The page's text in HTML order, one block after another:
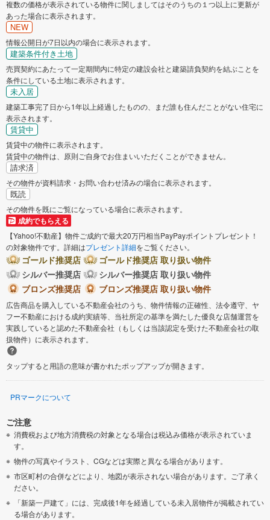
揖斐郡大野町
本巣郡北方町 加茂郡坂祝町
可児郡御嵩町
複数の価格が表示されている物件に関しましてはそのうちの１つ以上に更新が
あった場合に表示されます。
NEW
情報公開日が7日以内の場合に表示されます。
建築条件付き土地
売買契約にあたって一定期間内に特定の建設会社と建築請負契約を結ぶことを
条件にしている土地に表示されます。
未入居
建築工事完了日から1年以上経過したものの、まだ誰も住んだことがない住宅に
表示されます。
賃貸中
賃貸中の物件に表示されます。
賃貸中の物件は、原則ご自身でお住まいいただくことができません。
請求済
その物件が資料請求・お問い合わせ済みの場合に表示されます。
既読
その物件を既にご覧になっている場合に表示されます。
成約でもらえる
【Yahoo!不動産】物件ご成約で最大20万円相当PayPayポイントプレゼント！
の対象物件です。詳細はプレゼント詳細をご覧ください。
ゴールド推奨店
ゴールド推奨店 取り扱い物件
シルバー推奨店
シルバー推奨店 取り扱い物件
ブロンズ推奨店
ブロンズ推奨店 取り扱い物件
広告商品を購入している不動産会社のうち、物件情報の正確性、法令遵守、ヤ
フー不動産における成約実績等、当社所定の基準を満たした優良な店舗運営を
実践していると認めた不動産会社（もしくは当該認定を受けた不動産会社の取
扱物件）に表示されます。
タップすると用語の意味が書かれたポップアップが開きます。
PRマークについて
ご注意
消費税および地方消費税の対象となる場合は税込み価格が表示されていま
す。
物件の写真やイラスト、CGなどは実際と異なる場合があります。
市区町村の合併などにより、地図が表示されない場合があります。ご了承く
ださい。
「新築一戸建て」には、完成後1年を経過している未入居物件が掲載されてい
る場合があります。